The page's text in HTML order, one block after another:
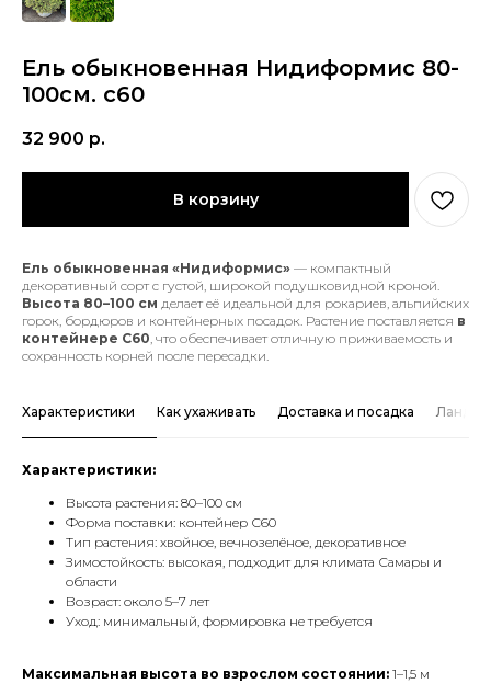
Ель обыкновенная Нидиформис 80-
100см. с60
32 900 р.
В корзину
Ель обыкновенная «Нидиформис» — компактный
декоративный сорт с густой, широкой подушковидной кроной.
Высота 80–100 см делает её идеальной для рокариев, альпийских
горок, бордюров и контейнерных посадок. Растение поставляется в
контейнере С60, что обеспечивает отличную приживаемость и
сохранность корней после пересадки.
Характеристики Как ухаживать Доставка и посадка
Характеристики:
Высота растения: 80–100 см
Форма поставки: контейнер С60
Тип растения: хвойное, вечнозелёное, декоративное
Зимостойкость: высокая, подходит для климата Самары и
области
Возраст: около 5–7 лет
Уход: минимальный, формировка не требуется
Максимальная высота во взрослом состоянии: 1–1,5 м